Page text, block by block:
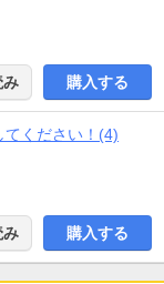
購入する
てください！(4)
購入する